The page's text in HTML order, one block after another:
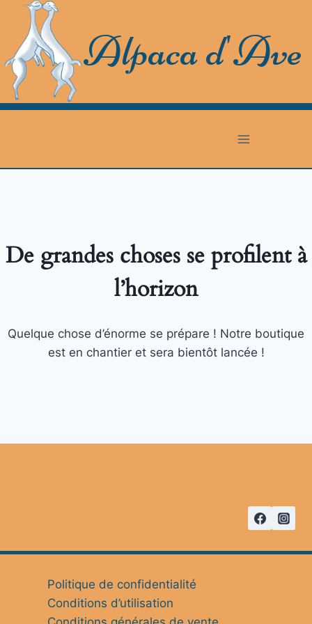
content
Alpaca d'Ave
De grandes choses se profilent à
l’horizon
Quelque chose d’énorme se prépare ! Notre boutique
est en chantier et sera bientôt lancée !
Politique de confidentialité
Conditions d’utilisation